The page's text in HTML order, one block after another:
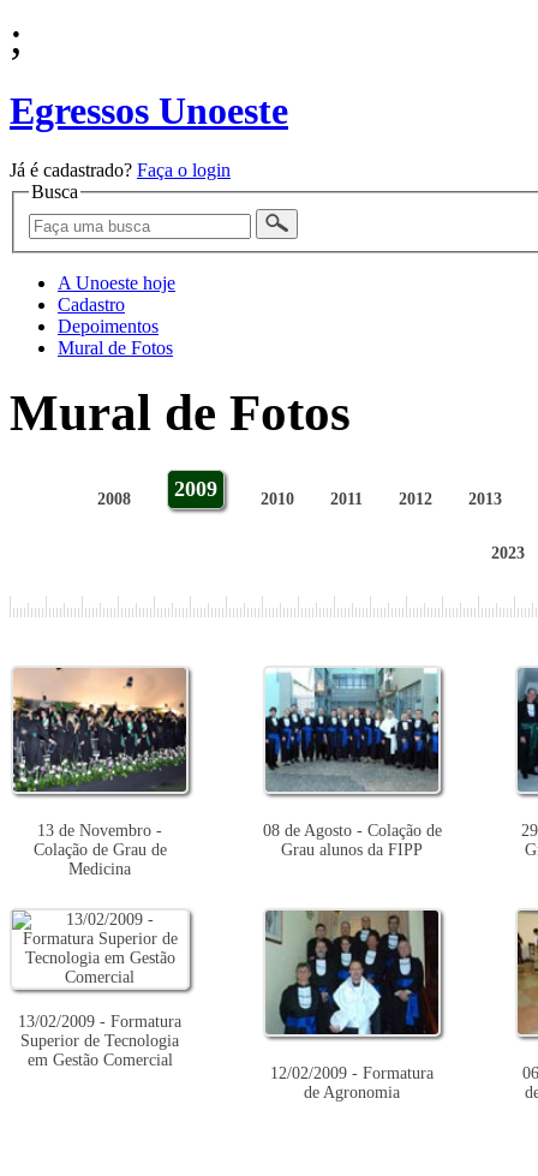
;
Egressos Unoeste
Já é cadastrado? Faça o login
Busca
A Unoeste hoje
Cadastro
Depoimentos
Mural de Fotos
Mural de Fotos
2008 2009 2010 2011 2012 2013
2023
13 de Novembro -
Colação de Grau de
Medicina
08 de Agosto - Colação de
Grau alunos da FIPP
13/02/2009 - Formatura
Superior de Tecnologia
em Gestão Comercial
12/02/2009 - Formatura
de Agronomia